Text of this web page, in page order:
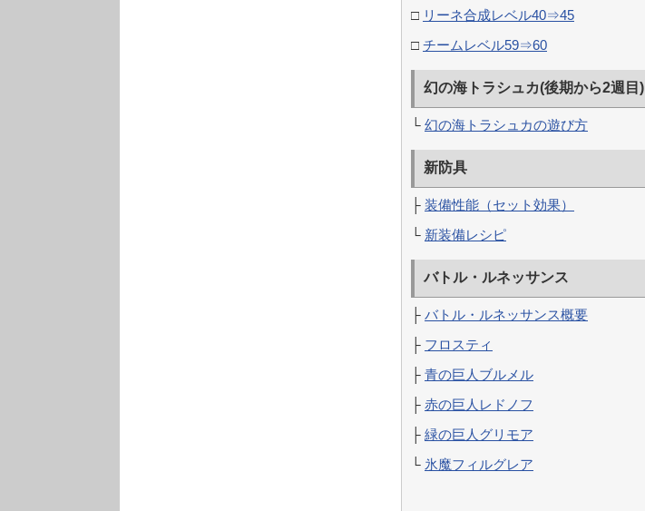
□ リーネ合成レベル40⇒45
□ チームレベル59⇒60
幻の海トラシュカ(後期から2週目)
└ 幻の海トラシュカの遊び方
新防具
├ 装備性能（セット効果）
└ 新装備レシピ
バトル・ルネッサンス
├ バトル・ルネッサンス概要
├ フロスティ
├ 青の巨人ブルメル
├ 赤の巨人レドノフ
├ 緑の巨人グリモア
└ 氷魔フィルグレア